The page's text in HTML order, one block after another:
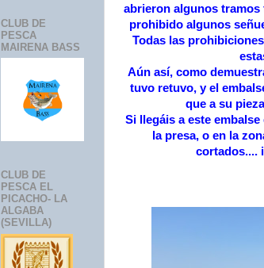
abrieron algunos tramos
prohibido algunos
Todas las
Aún así, como
tuvo retuvo, y el
que a su
Si llegáis a este
la presa, o en la
cortados....
CLUB DE
PESCA
MAIRENA BASS
CLUB DE
PESCA EL
PICACHO- LA
ALGABA
(SEVILLA)